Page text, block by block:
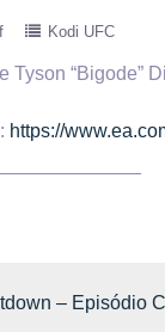
Kodi UFC
Tyson “Bigode”
https://
– Episódio